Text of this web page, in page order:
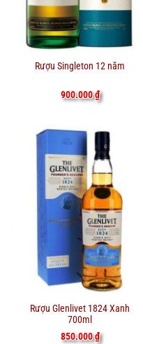
Rượu Singleton 12 năm
900.000₫
Rượu Glenlivet 1824 Xanh
700ml
850.000₫